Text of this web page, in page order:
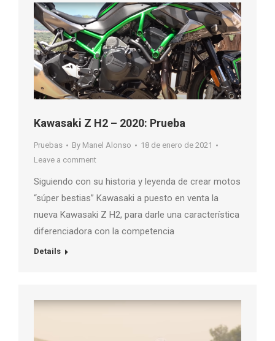
Kawasaki Z H2 – 2020: Prueba
Pruebas By Manel Alonso
18 de enero de 2021
Leave a comment
Siguiendo con su historia y leyenda de crear motos
“súper bestias” Kawasaki a puesto en venta la
nueva Kawasaki Z H2, para darle una característica
diferenciadora con la competencia
Details